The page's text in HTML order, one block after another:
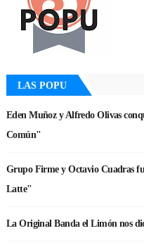
LAS POPU
Eden Muñoz y Alfredo Olivas
Común"
Grupo Firme y Octavio Cuadras
Latte"
La Original Banda el Limón nos